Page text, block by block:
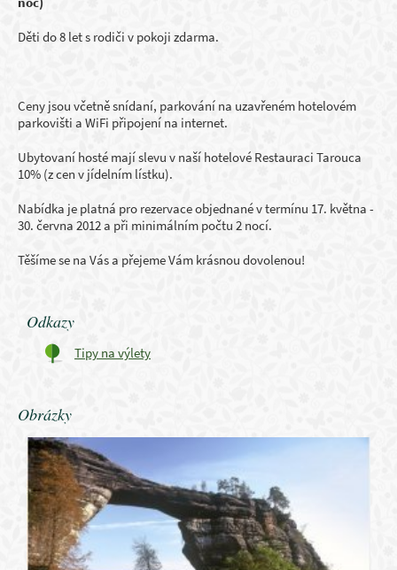
Děti do 8 let s rodiči v pokoji zdarma.
Ceny jsou včetně snídaní, parkování na uzavřeném hotelovém
parkovišti a WiFi připojení na internet.
Ubytovaní hosté mají slevu v naší hotelové Restauraci Tarouca
10% (z cen v jídelním lístku).
Nabídka je platná pro rezervace objednané v termínu 17. května -
30. června 2012 a při minimálním počtu 2 nocí.
Těšíme se na Vás a přejeme Vám krásnou dovolenou!
Odkazy
Tipy na výlety
Obrázky